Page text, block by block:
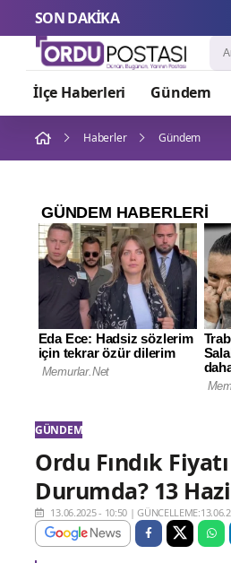
SON DAKİKA
İlçe Haberleri Gündem
Haberler Gündem
GÜNDEM
Ordu Fındık
Durumda? 13
13.06.2025 - 10:50 |